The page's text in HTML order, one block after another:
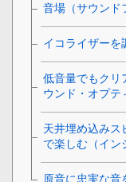
音場（サウンド
イコライザーを
低音量でもクリ
ウンド・オプテ
天井埋め込みス
で楽しむ（イン
原音に忠実な音